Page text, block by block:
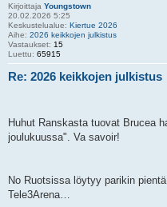
Kirjoittaja Youngstown
20.02.2026 5:25
Keskustelualue: Kiertue 2026
Aihe: 2026 keikkojen julkistus
Vastaukset: 15
Luettu: 65915
Re: 2026 keikkojen julkistus
Huhut Ranskasta tuovat Brucea
joulukuussa". Va savoir!
No Ruotsissa löytyy parikin
Tele3Arena…